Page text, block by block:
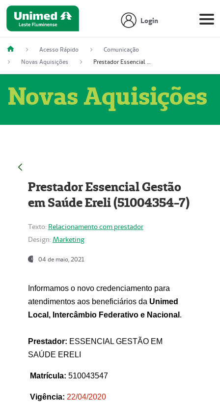
Login
Acesso Rápido
Comunicação
Novas Aquisições
Prestador Essencial Gestão em Saúde Ereli (51004354-7)
Novas Aquisições
Prestador Essencial Gestão
em Saúde Ereli (51004354-7)
Texto: Relacionamento com prestador
Design: Marketing
04 de maio, 2021
Informamos o novo credenciamento para
atendimentos aos beneficiários da Unimed
Local, Intercâmbio Federativo e Nacional .
Prestador: ESSENCIAL GESTÃO EM
SAÚDE ERELI
Matrícula: 510043547
Vigência: 22/04/2020